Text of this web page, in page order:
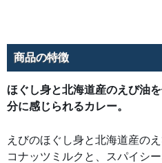
商品の特徴
ほぐし身と北海道産のえび油
分に感じられるカレー。
えびのほぐし身と北海道産の
コナッツミルクと、スパイシ